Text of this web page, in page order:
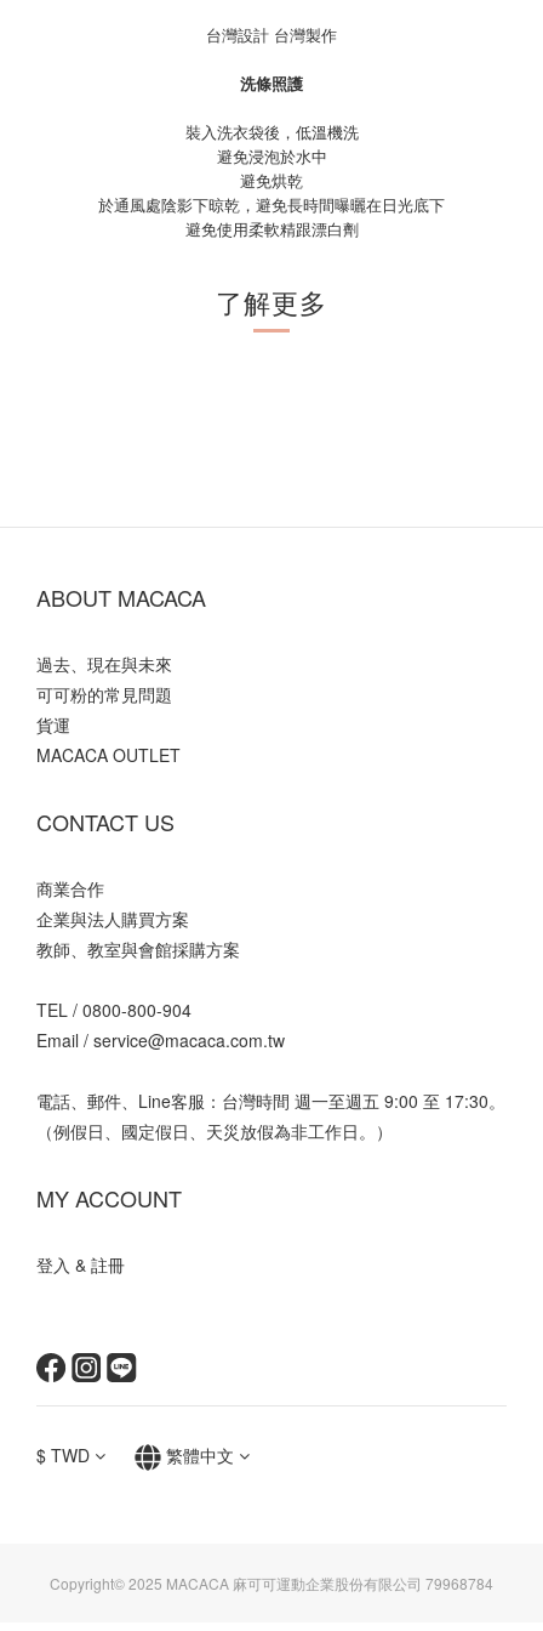
台灣設計 台灣製作
洗條照護
裝入洗衣袋後，低溫機洗
避免浸泡於水中
避免烘乾
於通風處陰影下晾乾，避免長時間曝曬在日光底下
避免使用柔軟精跟漂白劑
了解更多
ABOUT MACACA
過去、現在與未來
可可粉的常見問題
貨運
MACACA OUTLET
CONTACT US
商業合作
企業與法人購買方案
教師、教室與會館採購方案
TEL / 0800-800-904
Email / service@macaca.com.tw
電話、郵件、Line客服：台灣時間 週一至週五 9:00 至 17:30。
（例假日、國定假日、天災放假為非工作日。）
MY ACCOUNT
登入 & 註冊
$ TWD 繁體中文
Copyright© 2025 MACACA 麻可可運動企業股份有限公司 79968784